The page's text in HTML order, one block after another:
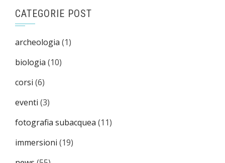
CATEGORIE POST
archeologia (1)
biologia (10)
corsi (6)
eventi (3)
fotografia subacquea (11)
immersioni (19)